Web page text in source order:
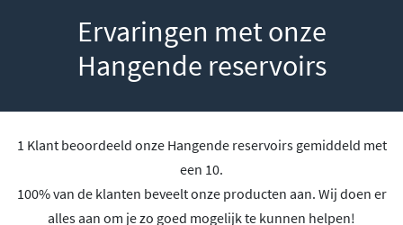
Ervaringen met onze
Hangende reservoirs
1 Klant beoordeeld onze Hangende reservoirs gemiddeld met
een 10.
100% van de klanten beveelt onze producten aan. Wij doen er
alles aan om je zo goed mogelijk te kunnen helpen!